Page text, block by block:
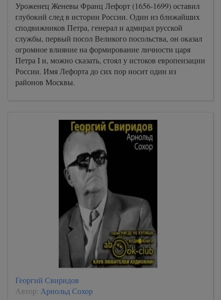
Уроженец Женевы Франц Лефорт (1656-1699) оставил
глубокий след в истории России. Один из ближайших
сподвижников Петра, генерал и адмирал русской
службы, первый посол Великого посольства, он оказал
огромное влияние на формирование личности царя
Петра I и, можно сказать, стоял у истоков европеизации
России. Имя Лефорта до сих пор носит один из
районов Москвы.
Георгий Свиридов
Автор: Арнольд Сохор